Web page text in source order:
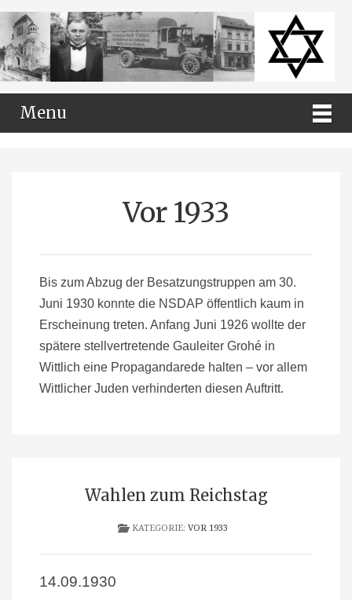
Menu
Vor 1933
Bis zum Abzug der Besatzungstruppen am 30.
Juni 1930 konnte die NSDAP öffentlich kaum in
Erscheinung treten. Anfang Juni 1926 wollte der
spätere stellvertretende Gauleiter Grohé in
Wittlich eine Propagandarede halten – vor allem
Wittlicher Juden verhinderten diesen Auftritt.
Wahlen zum Reichstag
KATEGORIE: VOR 1933
14.09.1930